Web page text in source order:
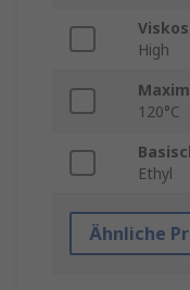
High
120°C
Ethyl
Ähnliche